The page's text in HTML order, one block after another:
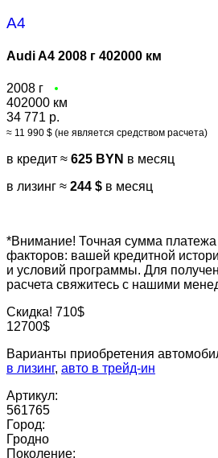
A4
Audi A4 2008 г 402000 км
2008 г
402000 км
34 771 р.
≈ 11 990 $ (не является средством расчета)
в кредит ≈ 625 BYN в месяц
в лизинг ≈ 244 $ в месяц
*Внимание! Точная сумма платежа
факторов: вашей кредитной
и условий программы. Для
расчета свяжитесь с нашими
Скидка! 710$
12700$
Варианты приобретения
в лизинг, авто в трейд-ин
Артикул:
561765
Город:
Гродно
Поколение: